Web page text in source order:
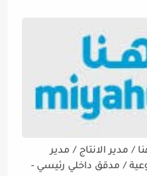
مدير الانتاج / مدير
/ مدقق داخلي رئيسي -